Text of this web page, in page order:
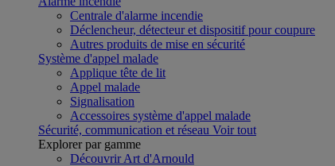
Centrale d'alarme incendie
Déclencheur, détecteur et dispositif pour coupure
Autres produits de mise en sécurité
Système d'appel malade
Applique tête de lit
Appel malade
Signalisation
Accessoires système d'appel malade
Sécurité, communication et réseau Voir tout
Explorer par gamme
Découvrir Art d'Arnould